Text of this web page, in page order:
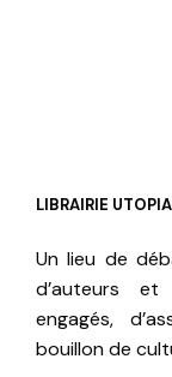
LIBRAIRIE UTOPIA
Un lieu de
d’auteurs et
engagés,
bouillon de